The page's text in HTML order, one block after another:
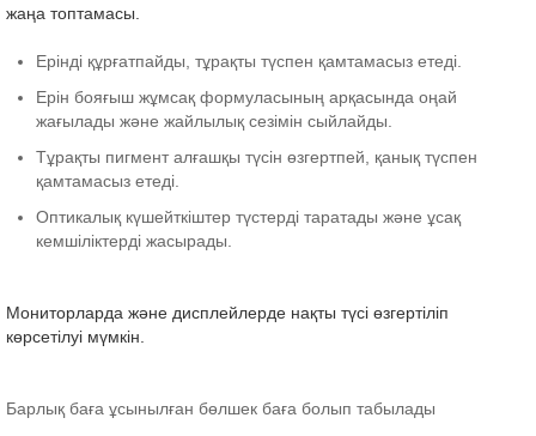
жаңа топтамасы.
Ерінді құрғатпайды, тұрақты түспен қамтамасыз етеді.
Ерін бояғыш жұмсақ формуласының арқасында оңай
жағылады және жайлылық сезімін сыйлайды.
Тұрақты пигмент алғашқы түсін өзгертпей, қанық түспен
қамтамасыз етеді.
Оптикалық күшейткіштер түстерді таратады және ұсақ
кемшіліктерді жасырады.
Мониторларда және дисплейлерде нақты түсі өзгертіліп
көрсетілуі мүмкін.
Барлық баға ұсынылған бөлшек баға болып табылады